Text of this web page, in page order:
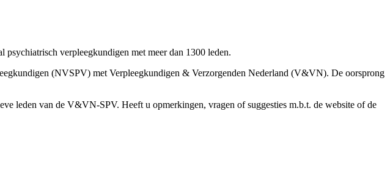
verpleegkundigen met meer dan 1300 leden.
(NVSPV) met Verpleegkundigen & Verzorgenden Nederland (V&VN). De oorsprong
leden van de V&VN-SPV. Heeft u opmerkingen, vragen of suggesties m.b.t. de website of de